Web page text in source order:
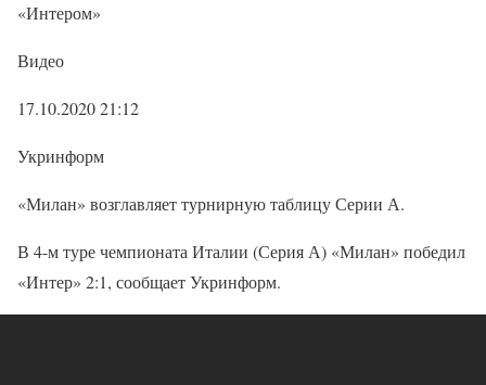
«Интером»
Видео
17.10.2020 21:12
Укринформ
«Милан» возглавляет турнирную таблицу Серии А.
В 4-м туре чемпионата Италии (Серия А) «Милан» победил
«Интер» 2:1, сообщает Укринформ.